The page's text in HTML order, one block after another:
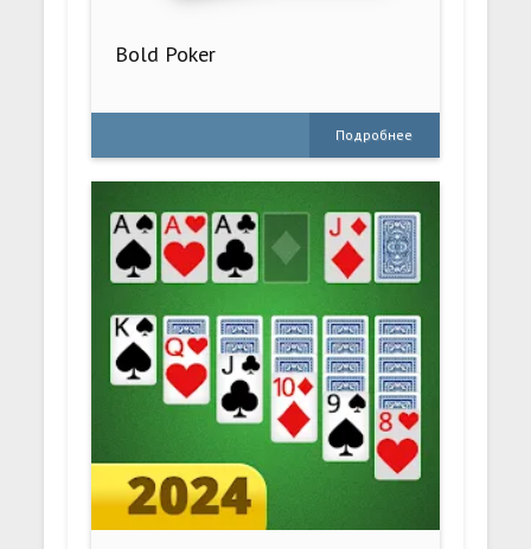
Bold Poker
Подробнее